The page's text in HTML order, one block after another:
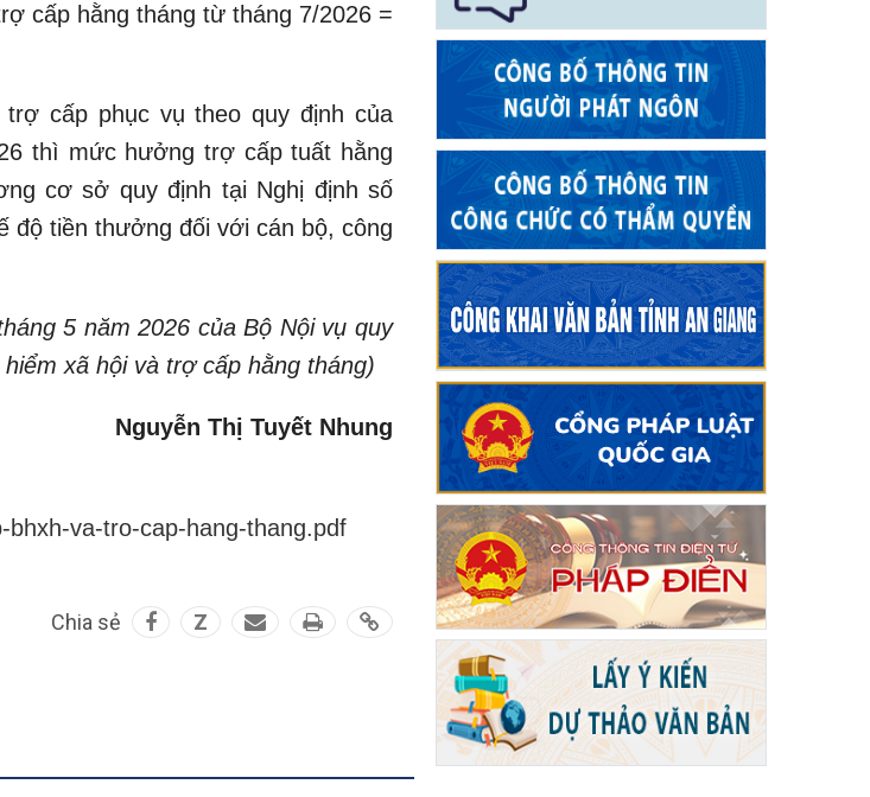
cấp hằng tháng từ tháng 7/2026 =
cấp phục vụ theo quy định của
thì mức hưởng trợ cấp tuất hằng
cơ sở quy định tại Nghị định số
độ tiền thưởng đối với cán bộ, công
5 năm 2026 của Bộ Nội vụ quy
xã hội và trợ cấp hằng tháng)
Nguyễn Thị Tuyết Nhung
va-tro-cap-hang-thang.pdf
Chia sẻ Z